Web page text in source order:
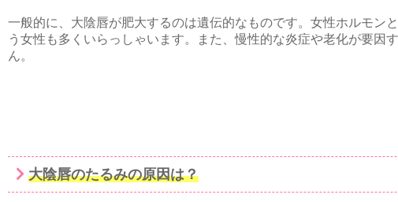
一般的に、大陰唇が肥大するのは遺伝的なものです。女性ホルモン
う女性も多くいらっしゃいます。また、慢性的な炎症や老化が要
ん。
大陰唇のたるみの原因は？